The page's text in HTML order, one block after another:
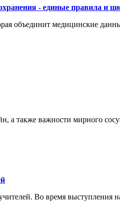
- единые правила и
объединит медицинские
а также важности мирного
Во время